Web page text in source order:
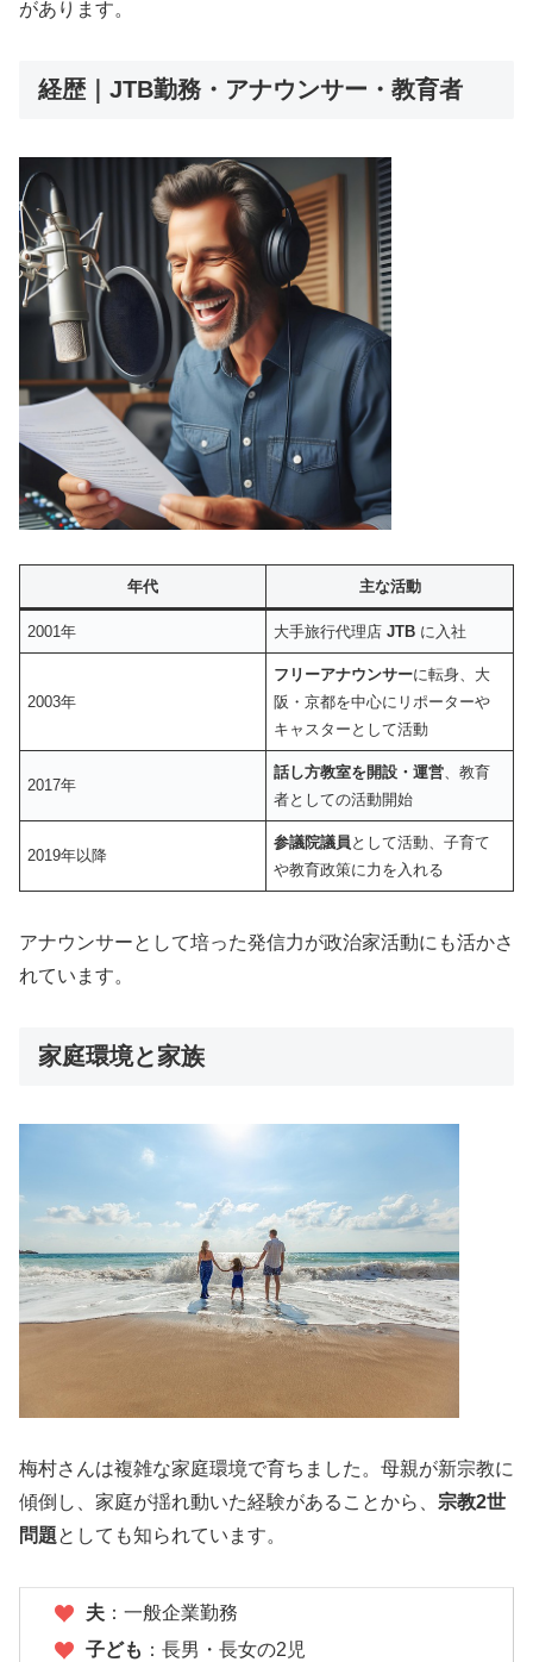
があります。
経歴｜JTB勤務・アナウンサー・教育者
年代 主な活動
2001年 大手旅行代理店JTB に入社
2003年
フリーアナウンサーに転身、大
阪・京都を中心にリポーターや
キャスターとして活動
2017年
話し方教室を開設・運営、教育
者としての活動開始
2019年以降
参議院議員 として活動、子育て
や教育政策に力を入れる
アナウンサーとして培った発信力が政治家活動にも活かさ
れています。
家庭環境と家族
梅村さんは複雑な家庭環境で育ちました。母親が新宗教に
傾倒し、家庭が揺れ動いた経験があることから、 宗教2世
問題としても知られています。
夫：一般企業勤務
子ども ：長男・長女の2児